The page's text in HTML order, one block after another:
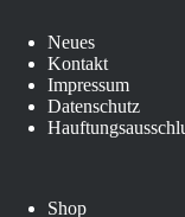
Neues
Kontakt
Impressum
Datenschutz
Shop